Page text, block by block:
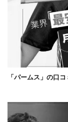
「パームス」の口